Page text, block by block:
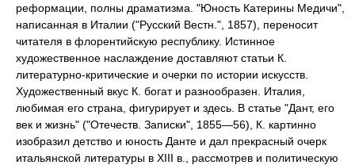
реформации, полны драматизма. "Юность Катерины Медичи",
написанная в Италии ("Русский Вестн.", 1857), переносит
читателя в флорентийскую республику. Истинное
художественное наслаждение доставляют статьи К.
литературно-критические и очерки по истории искусств.
Художественный вкус К. богат и разнообразен. Италия,
любимая его страна, фигурирует и здесь. В статье "Дант, его
век и жизнь" ("Отечеств. Записки", 1855—56), К. картинно
изобразил детство и юность Данте и дал прекрасный очерк
итальянской литературы в XIII в., рассмотрев и политическую